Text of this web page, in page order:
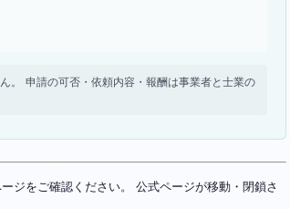
。 申請の可否・依頼内容・報酬は事業者と士業の
ジをご確認ください。 公式ページが移動・閉鎖さ